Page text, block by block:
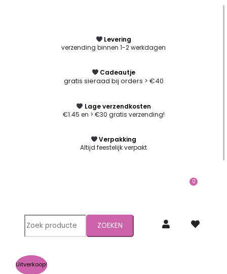
Levering
verzending binnen 1-2 werkdagen
Cadeautje
gratis sieraad bij orders > €40
Lage verzendkosten
€1.45 en > €30 gratis verzending!
Verpakking
Altijd feestelijk verpakt
0
Zoeken
naar:
ZOEKEN
Uitverkoop!